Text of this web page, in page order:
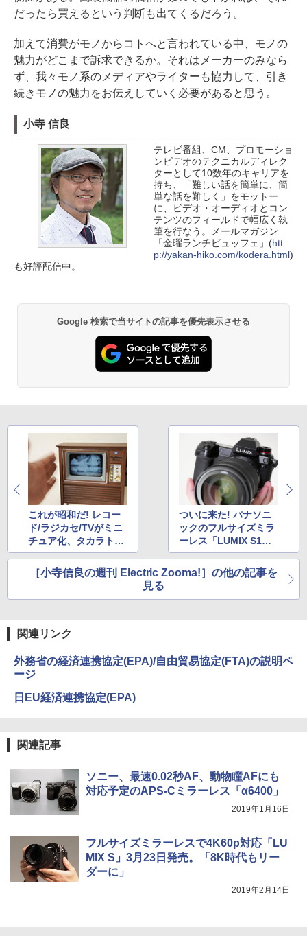
だったら買えるという判断も出てくるだろう。
加えて消費がモノからコトへと言われている中、モノの
魅力がどこまで訴求できるか。それはメーカーのみなら
ず、我々モノ系のメディアやライターも協力して、引き
続きモノの魅力をお伝えしていく必要があると思う。
小寺 信良
テレビ番組、CM、プロモーショ
ンビデオのテクニカルディレク
ターとして10数年のキャリアを
持ち、「難しい話を簡単に、簡
単な話を難しく」をモットー
に、ビデオ・オーディオとコン
テンツのフィールドで幅広く執
筆を行なう。メールマガジン
「金曜ランチビュッフェ」(htt
p://yakan-hiko.com/kodera.html)
も好評配信中。
Google 検索で当サイトの記事を優先表示させる
これが昭和だ! レコー
ド/ラジカセ/TVがミニ
チュア化、タカラトミ
ー「ザ・昭和」
ついに来た! パナソニ
ックのフルサイズミラ
ーレス「LUMIX S1」
で4K動画を撮る
［小寺信良の週刊 Electric Zooma!］の他の記事を
見る
関連リンク
外務省の経済連携協定(EPA)/自由貿易協定(FTA)の説明ペ
ージ
日EU経済連携協定(EPA)
関連記事
ソニー、最速0.02秒AF、動物瞳AFにも
対応予定のAPS-Cミラーレス「α6400」
2019年1月16日
フルサイズミラーレスで4K60p対応「LU
MIX S」3月23日発売。「8K時代もリー
ダーに」
2019年2月14日